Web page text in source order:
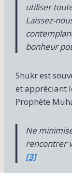
utiliser
Laissez-
bonheur
Shukr est
et appréciant
Prophète
Ne
rencontrer
[3]